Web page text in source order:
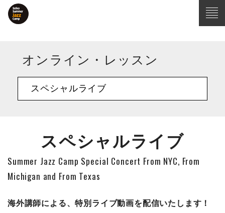
オンライン・レッスン
スペシャルライブ
スペシャルライブ
Summer Jazz Camp Special Concert From NYC, From
Michigan and From Texas
海外講師による、特別ライブ動画を配信いたします！